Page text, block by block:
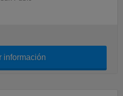
información